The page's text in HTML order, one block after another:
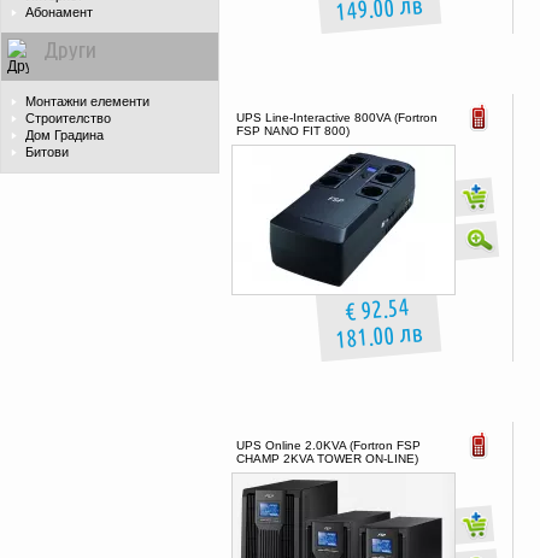
Абонамент
Други
Монтажни елементи
Строителство
Дом Градина
Битови
149.00 лв
UPS Line-Interactive 800VA (Fortron
FSP NANO FIT 800)
€ 92.54
181.00 лв
UPS Online 2.0KVA (Fortron FSP
CHAMP 2KVA TOWER ON-LINE)